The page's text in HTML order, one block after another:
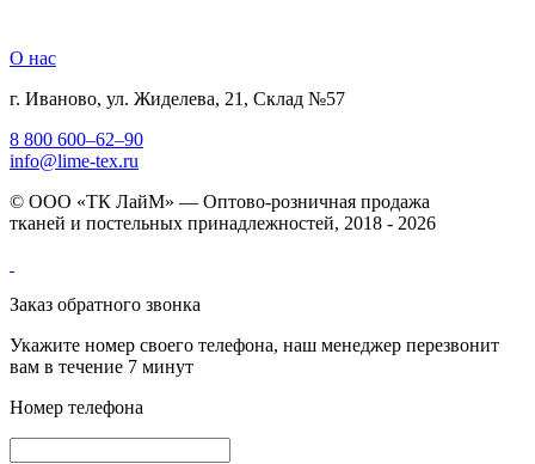
О нас
г. Иваново, ул. Жиделева, 21, Склад №57
8 800 600–62–90
info@lime-tex.ru
© ООО «ТК ЛайМ» — Оптово-розничная продажа
тканей и постельных принадлежностей, 2018 - 2026
Заказ обратного звонка
Укажите номер своего телефона, наш менеджер перезвонит
вам в течение 7 минут
Номер телефона